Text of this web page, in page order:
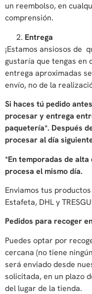
un reembolso, en
comprensión.
Entrega
¡Estamos ansiosos de
gustaría que tengas en
entrega aproximadas
envío, no de la
Si haces tú pedido
procesar y entrega
paquetería*. Después
procesar al día
*En temporadas de alta
procesa el mismo día.
Enviamos tus
Estafeta, DHL y
Pedidos para recoger
Puedes optar por
cercana (no tiene
será enviado desde
solicitada, en un plazo
del lugar de la tienda.